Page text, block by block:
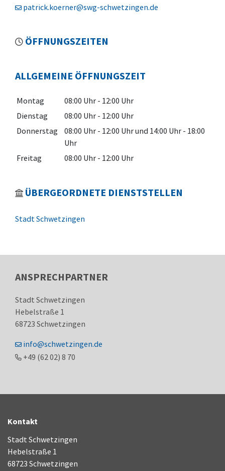
patrick.koerner@swg-schwetzingen.de
ÖFFNUNGSZEITEN
ALLGEMEINE ÖFFNUNGSZEIT
Montag 08:00 Uhr - 12:00 Uhr
Dienstag
08:00 Uhr - 12:00 Uhr
Donnerstag
08:00 Uhr - 12:00 Uhrund 14:00 Uhr - 18:00
Uhr
Freitag
08:00 Uhr - 12:00 Uhr
ÜBERGEORDNETE DIENSTSTELLEN
Stadt Schwetzingen
ANSPRECHPARTNER
Stadt Schwetzingen
Hebelstraße 1
68723 Schwetzingen
info@schwetzingen.de
+49 (6202) 8 70
Kontakt
Stadt Schwetzingen
Hebelstraße 1
68723 Schwetzingen